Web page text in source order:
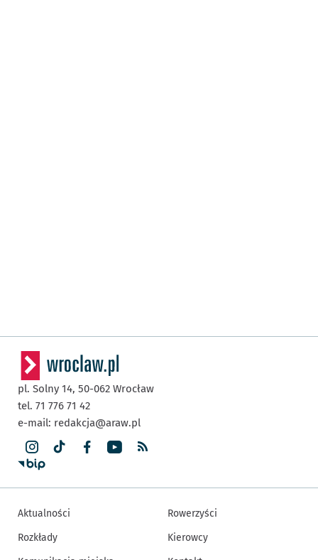
pl. Solny 14, 50-062 Wrocław
tel. 71 776 71 42
e-mail: redakcja@araw.pl
Aktualności
Rozkłady
Rowerzyści
Kierowcy